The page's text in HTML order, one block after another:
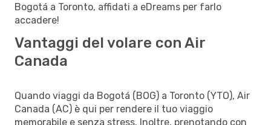
Bogotá a Toronto, affidati a eDreams per farlo
accadere!
Vantaggi del volare con Air
Canada
Quando viaggi da Bogotá (BOG) a Toronto (YTO), Air
Canada (AC) è qui per rendere il tuo viaggio
memorabile e senza stress. Inoltre, prenotando con